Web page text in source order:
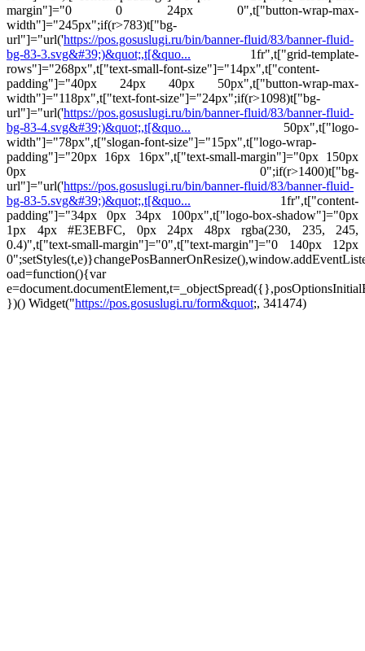
margin"]="0 0 24px 0",t["button-wrap-max-
width"]="245px";if(r>783)t["bg-
url"]="url('https://pos.gosuslugi.ru/bin/banner-fluid/83/banner-fluid-
bg-83-3.svg&#39;)&quot;,t[&quo... 1fr",t["grid-template-
rows"]="268px",t["text-small-font-size"]="14px",t["content-
padding"]="40px 24px 40px 50px",t["button-wrap-max-
width"]="118px",t["text-font-size"]="24px";if(r>1098)t["bg-
url"]="url('https://pos.gosuslugi.ru/bin/banner-fluid/83/banner-fluid-
bg-83-4.svg&#39;)&quot;,t[&quo... 50px",t["logo-
width"]="78px",t["slogan-font-size"]="15px",t["logo-wrap-
padding"]="20px 16px 16px",t["text-small-margin"]="0px 150px
0px 0";if(r>1400)t["bg-
url"]="url('https://pos.gosuslugi.ru/bin/banner-fluid/83/banner-fluid-
bg-83-5.svg&#39;)&quot;,t[&quo... 1fr",t["content-
padding"]="34px 0px 34px 100px",t["logo-box-shadow"]="0px
1px 4px #E3EBFC, 0px 24px 48px rgba(230, 235, 245,
0.4)",t["text-small-margin"]="0",t["text-margin"]="0 140px 12px
oad=function(){var
})() Widget("https://pos.gosuslugi.ru/form&quot;, 341474)